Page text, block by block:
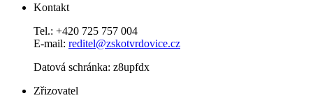
Kontakt
Tel.: +420 725 757 004
E-mail: reditel@zskotvrdovice.cz
Datová schránka: z8upfdx
Zřizovatel